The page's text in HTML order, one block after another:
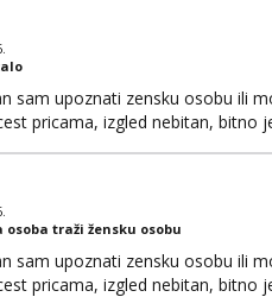
sam upoznati zensku osobu ili
pricama, izgled nebitan, bitno
osoba traži žensku osobu
sam upoznati zensku osobu ili
pricama, izgled nebitan, bitno